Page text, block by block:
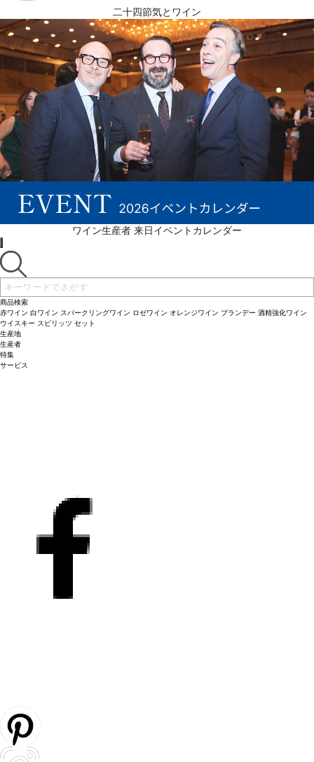
二十四節気とワイン
ワイン生産者 来日イベントカレンダー
商品検索
赤ワイン 白ワイン スパークリングワイン ロゼワイン オレンジワイン ブランデー 酒精強化ワイン
ウイスキー スピリッツ セット
生産地
生産者
特集
サービス